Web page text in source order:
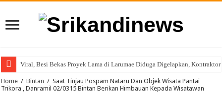
Viral, Besi Bekas Proyek Lama di Larumae Diduga Digelapkan,
Home / Bintan / Saat Tinjau Pospam Nataru Dan Objek Wisata Pantai
Trikora , Danramil 02/0315 Bintan Berikan Himbauan Kepada Wisatawan